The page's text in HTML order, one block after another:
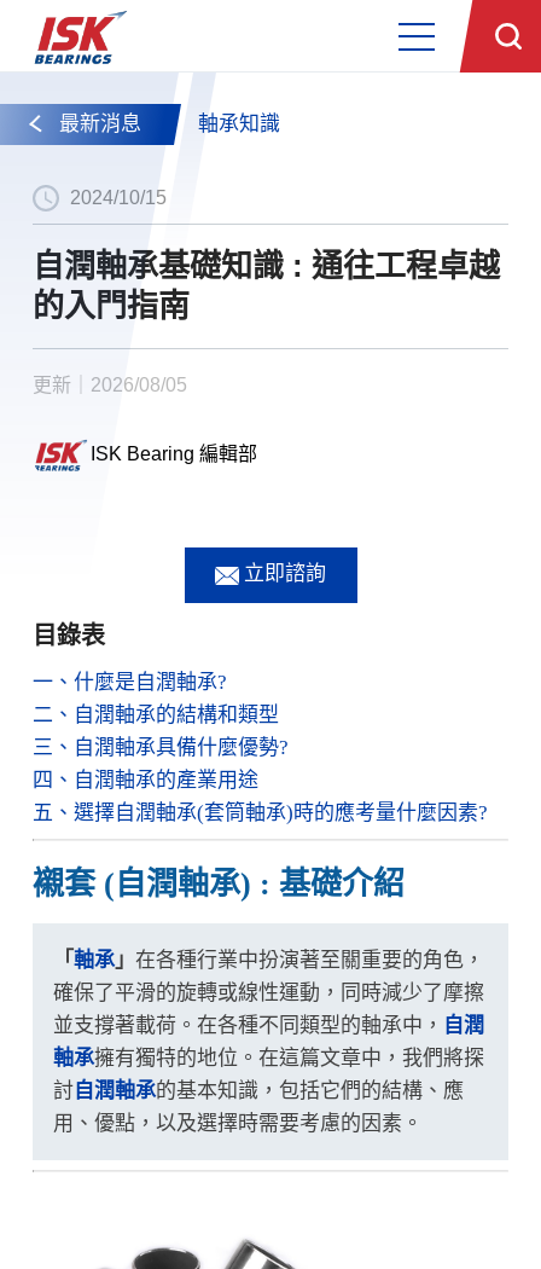
最新消息 軸承知識
2024/10/15
自潤軸承基礎知識 : 通往工程卓越
的入門指南
更新｜2026/08/05
ISK Bearing 編輯部
立即諮詢
目錄表
一、什麼是自潤軸承?
二、自潤軸承的結構和類型
三、自潤軸承具備什麼優勢?
四、自潤軸承的產業用途
五、選擇自潤軸承(套筒軸承)時的應考量什麼因素?
襯套 (自潤軸承) : 基礎介紹
「 軸承」 在各種行業中扮演著至關重要的角色，
確保了平滑的旋轉或線性運動，同時減少了摩擦
並支撐著載荷。在各種不同類型的軸承中， 自潤
軸承擁有獨特的地位。在這篇文章中，我們將探
討自潤軸承的基本知識，包括它們的結構、應
用、優點，以及選擇時需要考慮的因素。